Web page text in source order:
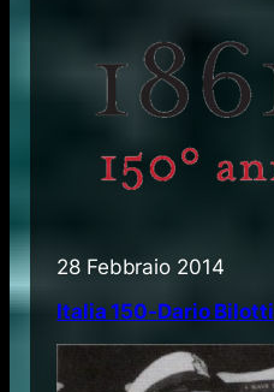
28 Febbraio 2014
Italia 150-Dario Bilotti